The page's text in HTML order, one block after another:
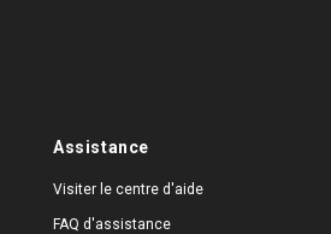
Assistance
Visiter le centre d'aide
FAQ d'assistance